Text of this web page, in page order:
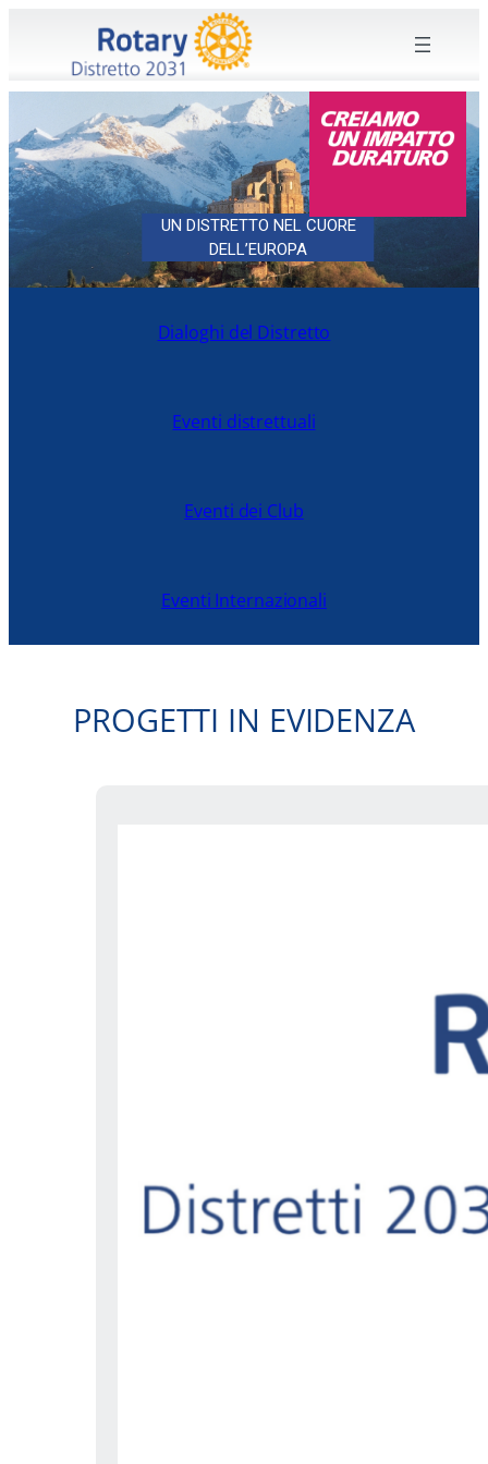
UN DISTRETTO NEL CUORE
DELL’EUROPA
Dialoghi del Distretto
Eventi distrettuali
Eventi dei Club
Eventi Internazionali
PROGETTI IN EVIDENZA